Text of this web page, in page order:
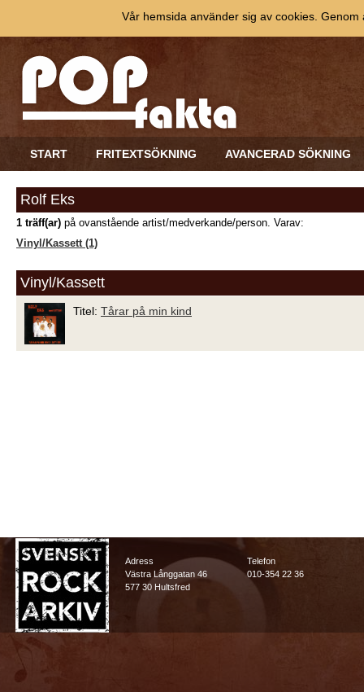
START FRITEXTSÖKNING AVANCERAD SÖKNING
Rolf Eks
1 träff(ar) på ovanstående artist/medverkande/person. Varav:
Vinyl/Kassett (1)
Vinyl/Kassett
Titel: Tårar på min kind
Adress
Västra Långgatan 46
577 30 Hultsfred
Telefon
010-354 22 36
Vår hemsida använder sig av cookies.